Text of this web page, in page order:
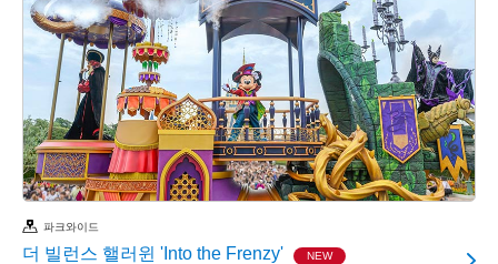
파크와이드
더 빌런스 핼러윈 'Into the Frenzy' NEW